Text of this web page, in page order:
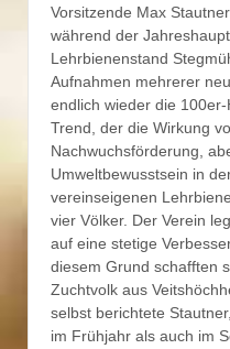
Vorsitzende Max
während der
Lehrbienenstand
Aufnahmen mehrerer
endlich wieder die
Trend, der die Wirkung
Nachwuchsförderung,
Umweltbewusstsein in
vereinseigenen
vier Völker. Der Verein
auf eine stetige
diesem Grund schafften
Zuchtvolk aus
selbst berichtete
im Frühjahr als auch im